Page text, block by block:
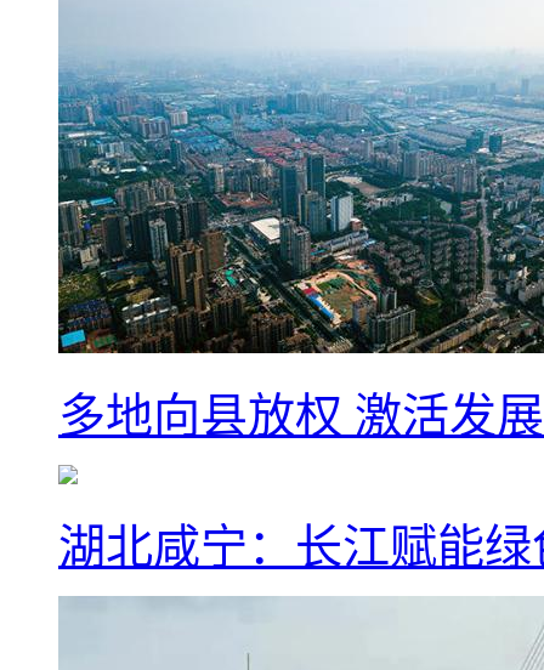
多地向县放权 激活发
湖北咸宁：长江赋能